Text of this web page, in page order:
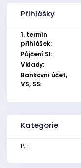
Přihlášky
1. termín
přihlášek:
Půjčení SI:
Vklady:
Bankovní účet,
VS, SS:
Kategorie
P, T